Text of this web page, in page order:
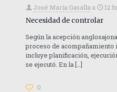
José María Gasalla a
12
Necesidad de controlar
Según la acepción
proceso de acompañamiento
incluye planificación,
se ejecutó. En la[…]
0